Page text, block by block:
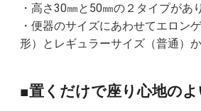
・高さ30㎜と50㎜の２タイプがあ
・便器のサイズにあわせてエロン
形）とレギュラーサイズ（普通）か
■置くだけで座り心地の